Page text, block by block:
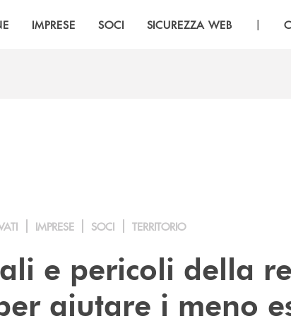
IMPRESE SOCI SICUREZZA WEB |
IMPRESE SOCI TERRITORIO
e pericoli della
aiutare i meno